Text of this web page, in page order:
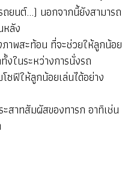
ยนต์...) นอกจากนี้ยังสามารถ
หลัง
าพสะท้อน ที่จะช่วยให้ลูกน้อย
ในระหว่างการนั่งรถ
ซฟีให้ลูกน้อยเล่นได้อย่าง
สาทสัมผัสของทารก อาทิเช่น